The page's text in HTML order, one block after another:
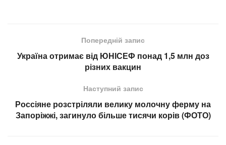
Попередній запис
Україна отримає від ЮНІСЕФ понад 1,5 млн доз
різних вакцин
Наступний запис
Россіяне розстріляли велику молочну ферму на
Запоріжжі, загинуло більше тисячи корів (ФОТО)